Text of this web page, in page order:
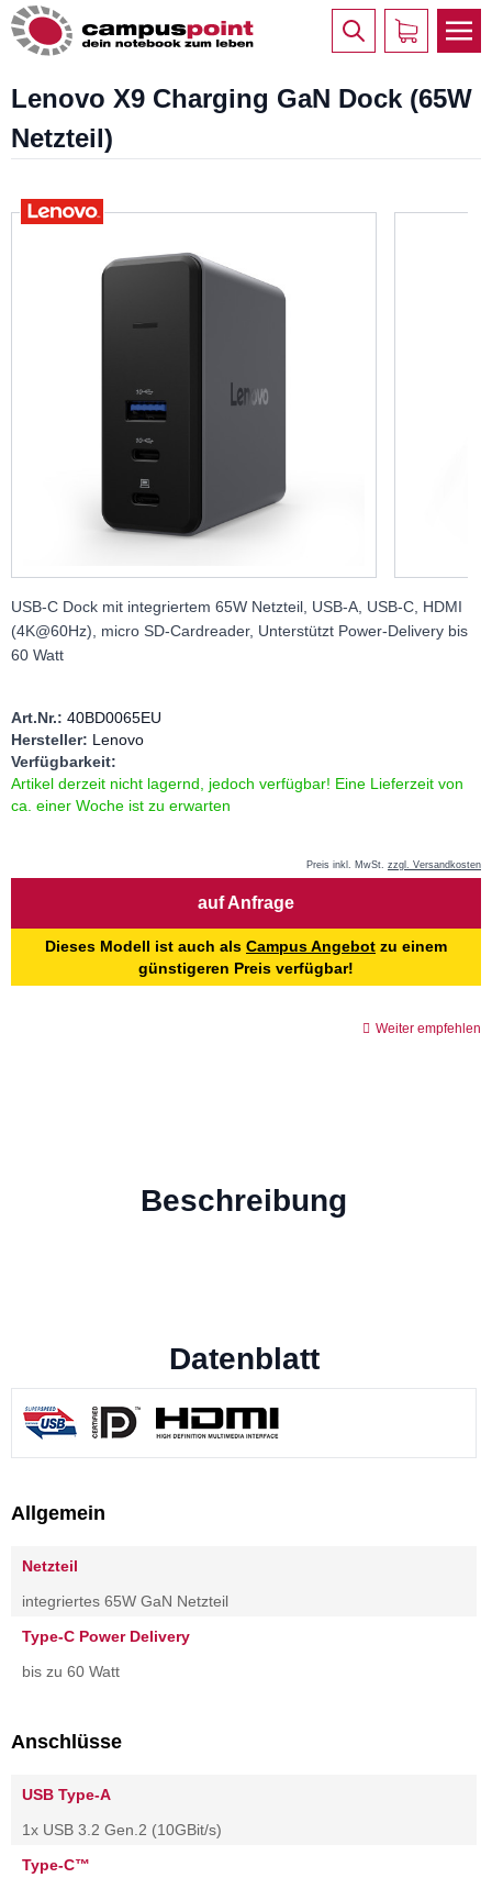
Lenovo X9 Charging GaN Dock (65W
Netzteil)
USB-C Dock mit integriertem 65W Netzteil, USB-A, USB-C, HDMI
(4K@60Hz), micro SD-Cardreader, Unterstützt Power-Delivery bis
60 Watt
Art.Nr.: 40BD0065EU
Hersteller: Lenovo
Verfügbarkeit:
Artikel derzeit nicht lagernd, jedoch verfügbar! Eine Lieferzeit von
ca. einer Woche ist zu erwarten
Preis inkl. MwSt. zzgl. Versandkosten
auf Anfrage
Dieses Modell ist auch als Campus Angebot zu einem
günstigeren Preis verfügbar!
Weiter empfehlen
Beschreibung
Datenblatt
Allgemein
Netzteil
integriertes 65W GaN Netzteil
Type-C Power Delivery
bis zu 60 Watt
Anschlüsse
USB Type-A
1x USB 3.2 Gen.2 (10GBit/s)
Type-C™